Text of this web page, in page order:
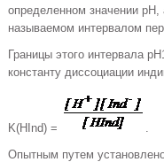
определенном значении
называемом интервалом
Границы этого интервала
константу диссоциации
K(HInd) =
.
Опытным путем